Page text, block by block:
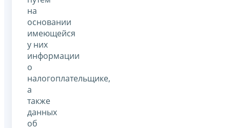
на
основании
имеющейся
у них
информации
о
налогоплательщике,
а
также
данных
об